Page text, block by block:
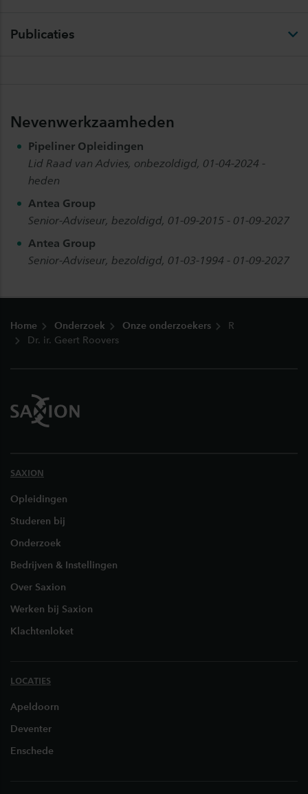
Publicaties
Nevenwerkzaamheden
Pipeliner Opleidingen
Lid Raad van Advies, onbezoldigd, 01-04-2024 -
heden
Antea Group
Senior-Adviseur, bezoldigd, 01-09-2015 - 01-09-2027
Antea Group
Senior-Adviseur, bezoldigd, 01-03-1994 - 01-09-2027
Home Onderzoek Onze onderzoekers
R
Dr. ir. Geert Roovers
SAXION
Opleidingen
Studeren bij
Onderzoek
Bedrijven & Instellingen
Over Saxion
Werken bij Saxion
Klachtenloket
LOCATIES
Apeldoorn
Deventer
Enschede